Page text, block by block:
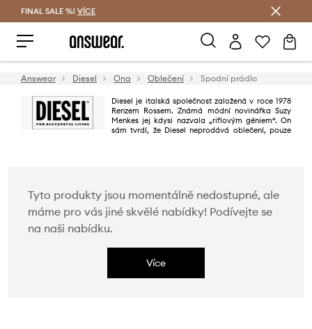
FINAL SALE %! VÍCE
Answear Diesel Ona Oblečení Spodní prádlo
Diesel je italská společnost založená v roce 1978
Renzem Rossem. Známá módní novinářka Suzy
Menkes jej kdysi nazvala „riflovým géniem“. On
sám tvrdí, že Diesel neprodává oblečení, pouze
Tyto produkty jsou momentálně nedostupné, ale
máme pro vás jiné skvělé nabídky! Podívejte se
na naši nabídku.
Více